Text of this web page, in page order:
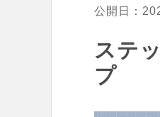
公開日：
ステ
プ